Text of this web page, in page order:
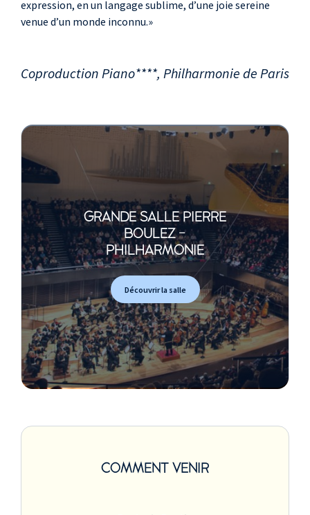
expression, en un langage sublime, d’une joie sereine
venue d’un monde inconnu.»
Coproduction Piano****, Philharmonie de Paris
GRANDE SALLE PIERRE
BOULEZ -
PHILHARMONIE
Découvrir la salle
COMMENT VENIR